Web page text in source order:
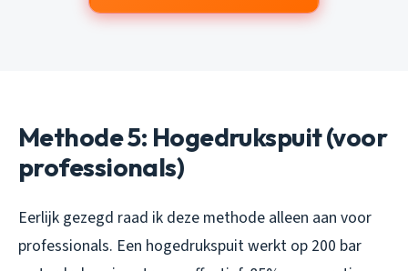
Methode 5: Hogedrukspuit (voor
professionals)
Eerlijk gezegd raad ik deze methode alleen aan voor
professionals. Een hogedrukspuit werkt op 200 bar